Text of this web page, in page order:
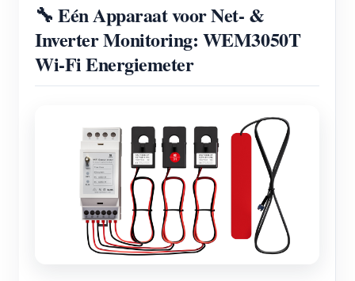
Monitor voor elektriciteitsverbruik
PV-verwarmingsregelsysteem
Domotica
Bronnen
Product snelstart
Documentatie
FAQ
Nieuws
Blogs
Community
Contributorprogramma
IAMMETER-activiteiten
Forum
App Store
Site verkennen
PV-ranglijst
Oplossingen
Over ons
🔧 Eén Apparaat voor Net- &
Inverter Monitoring: WEM3050T
Wi-Fi Energiemeter